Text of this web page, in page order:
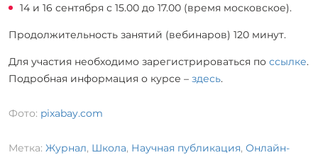
14 и 16 сентября с 15.00 до 17.00 (время московское).
Продолжительность занятий (вебинаров) 120 минут.
Для участия необходимо зарегистрироваться по ссылке.
Подробная информация о курсе – здесь.
Фото: pixabay.com
Метка: Журнал, Школа, Научная публикация, Онлайн-